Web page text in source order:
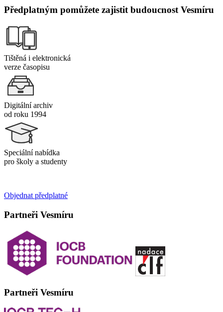
Předplatným pomůžete zajistit budoucnost Vesmíru
Tištěná i elektronická
verze časopisu
Digitální archiv
od roku 1994
Speciální nabídka
pro školy a studenty
Objednat předplatné
Partneři Vesmíru
Partneři Vesmíru